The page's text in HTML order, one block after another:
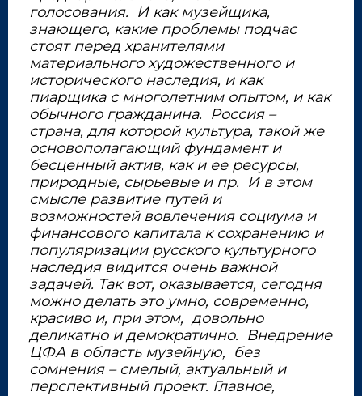
голосования. И как музейщика,
знающего, какие проблемы подчас
стоят перед хранителями
материального художественного и
исторического наследия, и как
пиарщика с многолетним опытом, и как
обычного гражданина. Россия –
страна, для которой культура, такой же
основополагающий фундамент и
бесценный актив, как и ее ресурсы,
природные, сырьевые и пр. И в этом
смысле развитие путей и
возможностей вовлечения социума и
финансового капитала к сохранению и
популяризации русского культурного
наследия видится очень важной
задачей. Так вот, оказывается, сегодня
можно делать это умно, современно,
красиво и, при этом, довольно
деликатно и демократично. Внедрение
ЦФА в область музейную, без
сомнения – смелый, актуальный и
перспективный проект. Главное,